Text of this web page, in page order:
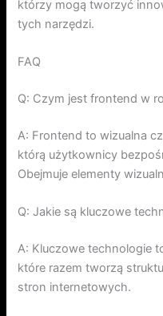
którzy mogą tworzyć
tych narzędzi.
FAQ
Q: Czym jest frontend w
A: Frontend to wizualna
którą użytkownicy
Obejmuje elementy
Q: Jakie są kluczowe
A: Kluczowe technologie
które razem tworzą
stron internetowych.